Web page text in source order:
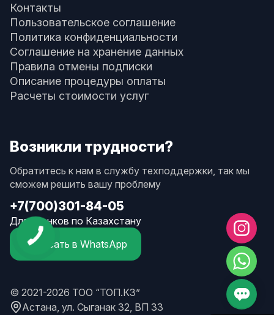
Контакты
Пользовательское соглашение
Политика конфиденциальности
Соглашение на хранение данных
Правила отмены подписки
Описание процедуры оплаты
Расчеты стоимости услуг
Возникли трудности?
Обратитесь к нам в службу техподдержки, так мы
сможем решить вашу проблему
+7(700)301-84-05
Для звонков по Казахстану
Написать в WhatsApp
© 2021-2026 ТОО “ТОП.КЗ”
Астана, ул. Сыганак 32, ВП 33